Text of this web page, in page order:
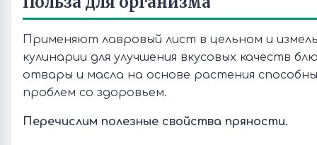
Применяют лавровый лист в цельном и
кулинарии для улучшения вкусовых качеств
отвары и масла на основе растения
проблем со здоровьем.
Перечислим полезные свойства пряности.